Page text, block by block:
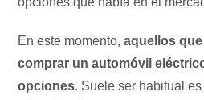
En este momento,aquellos
comprar un automóvil
opciones. Suele ser habitual